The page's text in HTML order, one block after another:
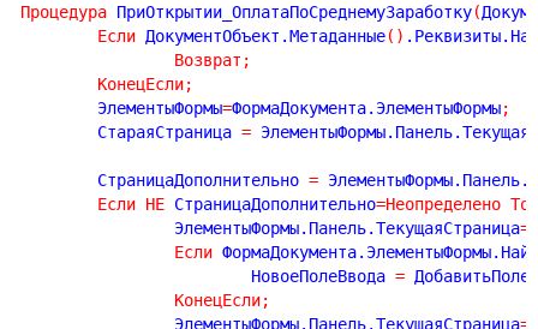
Процедура ПриОткрытии_ОплатаПоСреднемуЗаработку(
Если ДокументОбъект.Метаданные( )
Возврат ;
КонецЕсли;
	ЭлементыФормы
=ФормаДокумента.ЭлементыФормы;
	СтараяСтраница
=
	СтраницаДополнительно
=
Если НЕ СтраницаДополнительно=Неопределено
		ЭлементыФормы.Панель.ТекущаяСтраница
=
Если
			НовоеПолеВвода
=
КонецЕсли;
		ЭлементыФормы.Панель.ТекущаяСтраница
=